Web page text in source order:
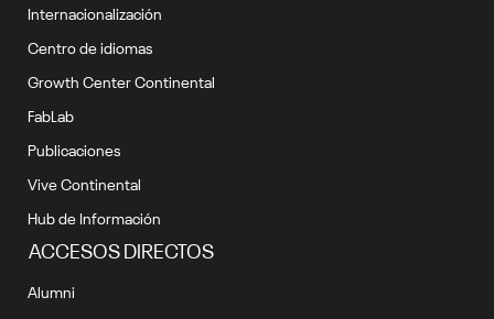
Internacionalización
Centro de idiomas
Growth Center Continental
FabLab
Publicaciones
Vive Continental
Hub de Información
ACCESOS DIRECTOS
Alumni